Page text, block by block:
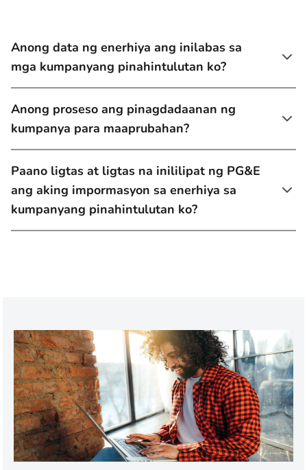
Anong data ng enerhiya ang inilabas sa
mga kumpanyang pinahintulutan ko?
Anong proseso ang pinagdadaanan ng
kumpanya para maaprubahan?
Paano ligtas at ligtas na inililipat ng PG&E
ang aking impormasyon sa enerhiya sa
kumpanyang pinahintulutan ko?